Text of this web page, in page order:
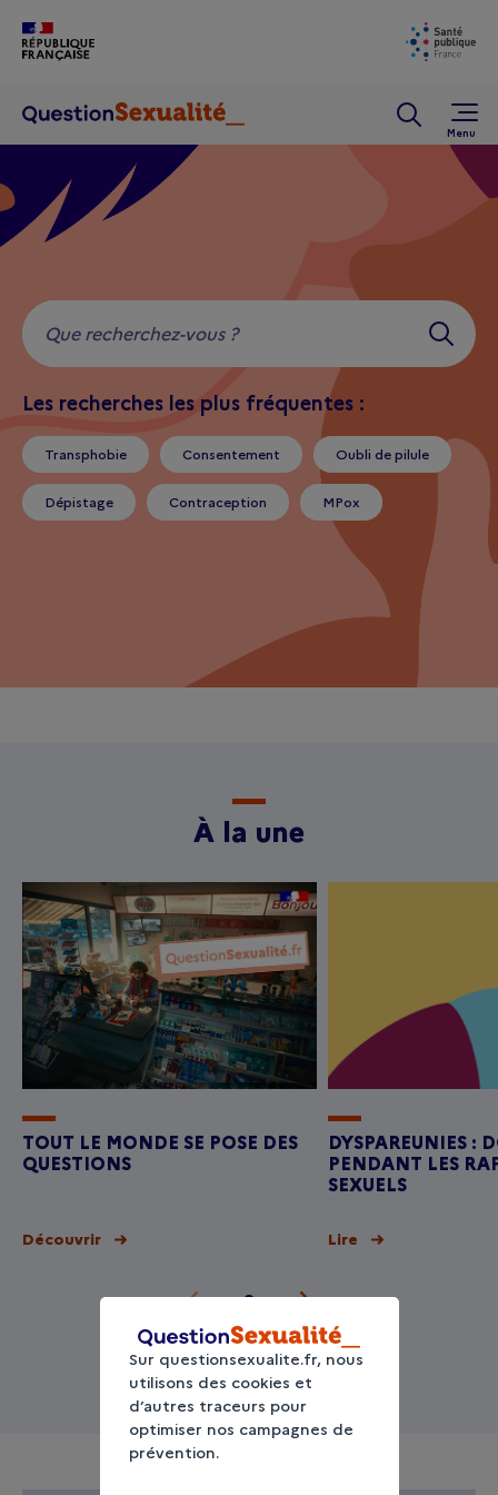
Les recherches les plus fréquentes :
Transphobie Consentement Oubli de pilule
Dépistage Contraception MPox
À la une
TOUT LE MONDE SE POSE DES
QUESTIONS
Découvrir
DYSPAREUNIES :
PENDANT LES
SEXUELS
Lire
Sur questionsexualite.fr, nous
utilisons des cookies et
d’autres traceurs pour
optimiser nos campagnes de
prévention.